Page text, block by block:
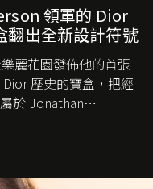
領軍的 Dior
翻出全新設計符號
麗花園發佈他的首張
歷史的寶盒，把經
於 Jonathan